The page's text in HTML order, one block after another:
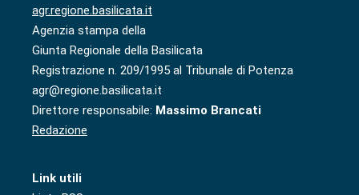
agr.regione.basilicata.it
Agenzia stampa della
Giunta Regionale della Basilicata
Registrazione n. 209/1995 al Tribunale di Potenza
agr@regione.basilicata.it
Direttore responsabile: Massimo Brancati
Redazione
Link utili